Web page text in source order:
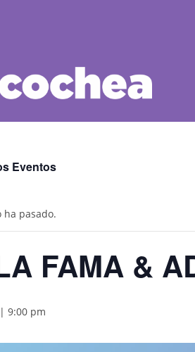
Eventos
ha pasado.
FAMA &
9:00 pm